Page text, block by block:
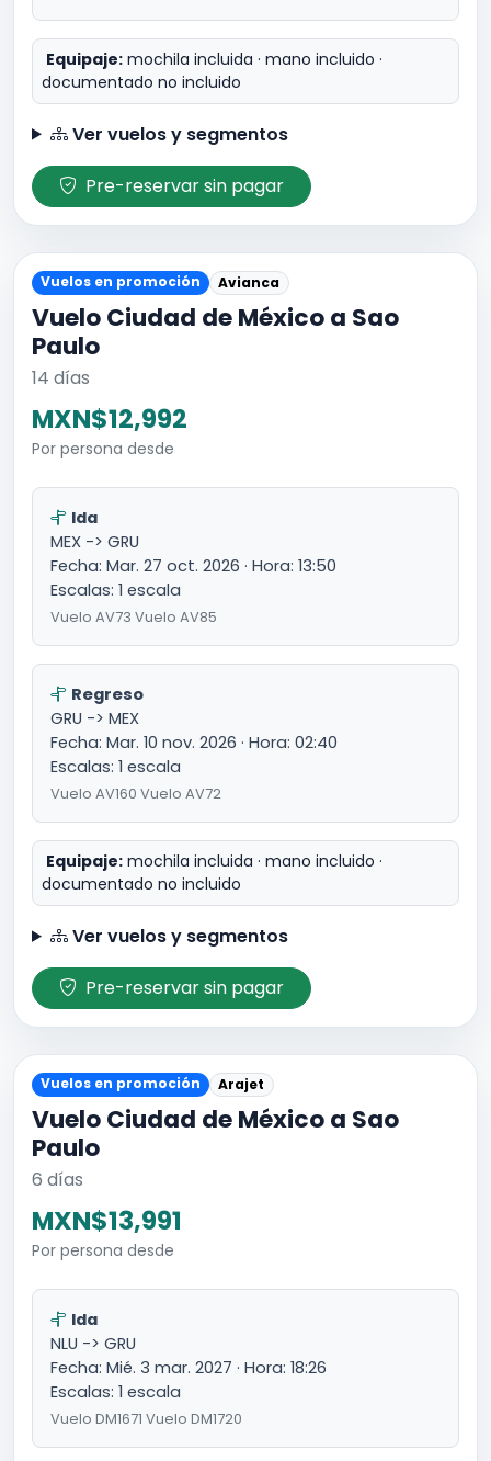
Equipaje: mochila incluida · mano incluido ·
documentado no incluido
Ver vuelos y segmentos
Pre-reservar sin pagar
Vuelos en promoción Avianca
Vuelo Ciudad de México a Sao
Paulo
14 días
MXN$12,992
Por persona desde
Ida
MEX -> GRU
Fecha: Mar. 27 oct. 2026 · Hora: 13:50
Escalas: 1 escala
Vuelo AV73 Vuelo AV85
Regreso
GRU -> MEX
Fecha: Mar. 10 nov. 2026 · Hora: 02:40
Escalas: 1 escala
Vuelo AV160 Vuelo AV72
Equipaje: mochila incluida · mano incluido ·
documentado no incluido
Ver vuelos y segmentos
Pre-reservar sin pagar
Vuelos en promoción Arajet
Vuelo Ciudad de México a Sao
Paulo
6 días
MXN$13,991
Por persona desde
Ida
NLU -> GRU
Fecha: Mié. 3 mar. 2027 · Hora: 18:26
Escalas: 1 escala
Vuelo DM1671 Vuelo DM1720